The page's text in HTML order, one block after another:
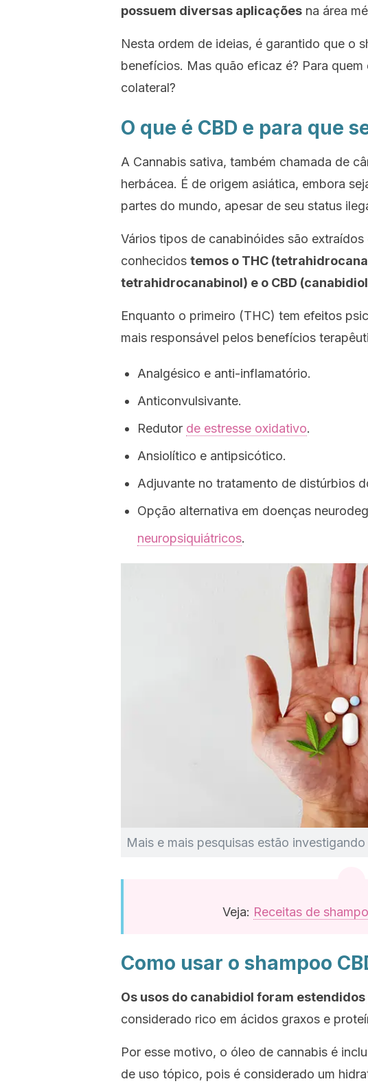
possuem diversas aplicações na área
Nesta ordem de ideias, é garantido que o
benefícios. Mas quão eficaz é? Para
colateral?
O que é CBD e para que
A Cannabis sativa, também chamada de
herbácea. É de origem asiática, embora
partes do mundo, apesar de seu status
Vários tipos de canabinóides são
conhecidos temos o THC
tetrahidrocanabinol) e o CBD
Enquanto o primeiro (THC) tem efeitos
mais responsável pelos benefícios
Analgésico e anti-inflamatório.
Anticonvulsivante.
Redutor de estresse oxidativo.
Ansiolítico e antipsicótico.
Adjuvante no tratamento de distúrbios
Opção alternativa em doenças
neuropsiquiátricos.
Mais e mais pesquisas estão
Veja: Receitas de
Como usar o shampoo
Os usos do canabidiol foram
considerado rico em ácidos graxos e
Por esse motivo, o óleo de cannabis é
de uso tópico, pois é considerado um